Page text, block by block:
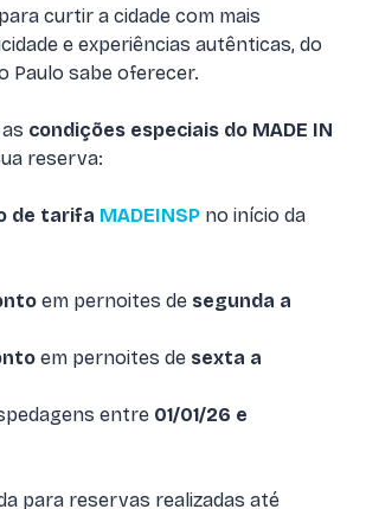
para curtir a cidade com mais
e experiências autênticas, do
Paulo sabe oferecer.
condições especiais do MADE IN
reserva:
de tarifa MADEINSP no início da
em pernoites de segunda a
em pernoites de sexta a
entre 01/01/26 e
para reservas realizadas até